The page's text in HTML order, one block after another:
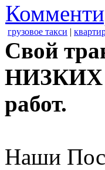
грузовое такси |
Свой
НИЗКИХ
работ.
Наши